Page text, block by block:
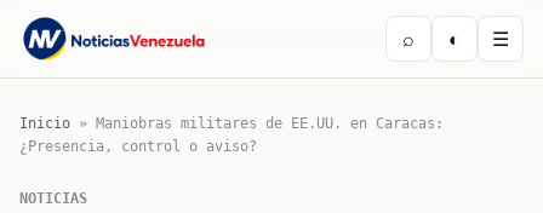
⌕ ◐ ☰
Inicio » Maniobras militares de EE.UU. en Caracas:
¿Presencia, control o aviso?
NOTICIAS